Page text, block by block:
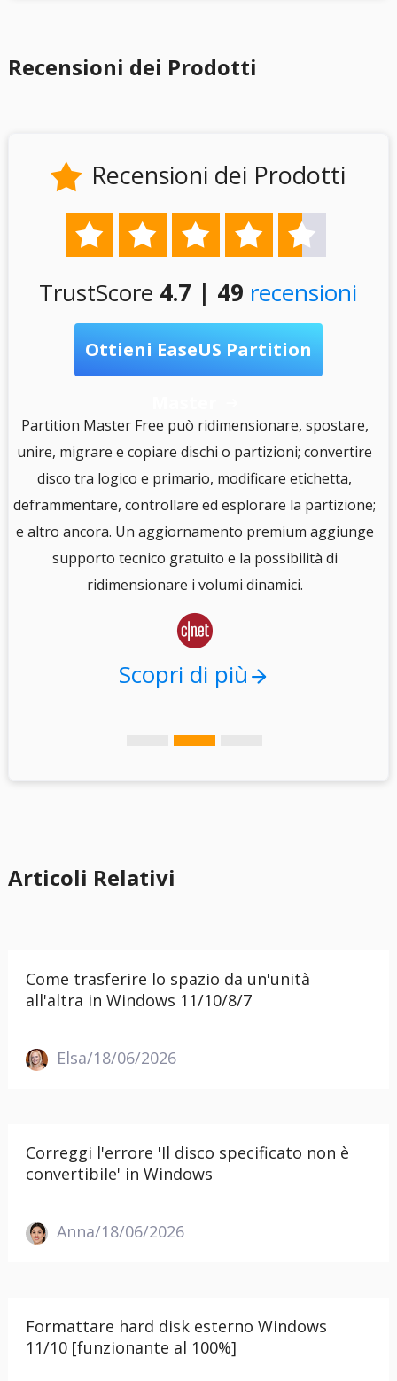
Recensioni dei Prodotti
 Recensioni dei Prodotti
    
TrustScore 4.7 | 49 recensioni
Ottieni EaseUS Partition
Partition Master Free può ridimensionare, spostare,
unire, migrare e copiare dischi o partizioni; convertire
disco tra logico e primario, modificare etichetta,
deframmentare, controllare ed esplorare la partizione;
e altro ancora. Un aggiornamento premium aggiunge
supporto tecnico gratuito e la possibilità di
ridimensionare i volumi dinamici.

Scopri di più
Articoli Relativi
Come trasferire lo spazio da un'unità
all'altra in Windows 11/10/8/7
Elsa/18/06/2026
Correggi l'errore 'Il disco specificato non è
convertibile' in Windows
Anna/18/06/2026
Formattare hard disk esterno Windows
11/10 [funzionante al 100%]